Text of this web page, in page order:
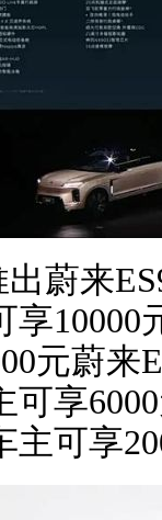
蔚来
享10000
元蔚来
可享
主可享